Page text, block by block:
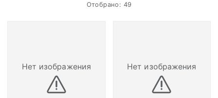
Отобрано: 49
Нет изображения Нет изображения